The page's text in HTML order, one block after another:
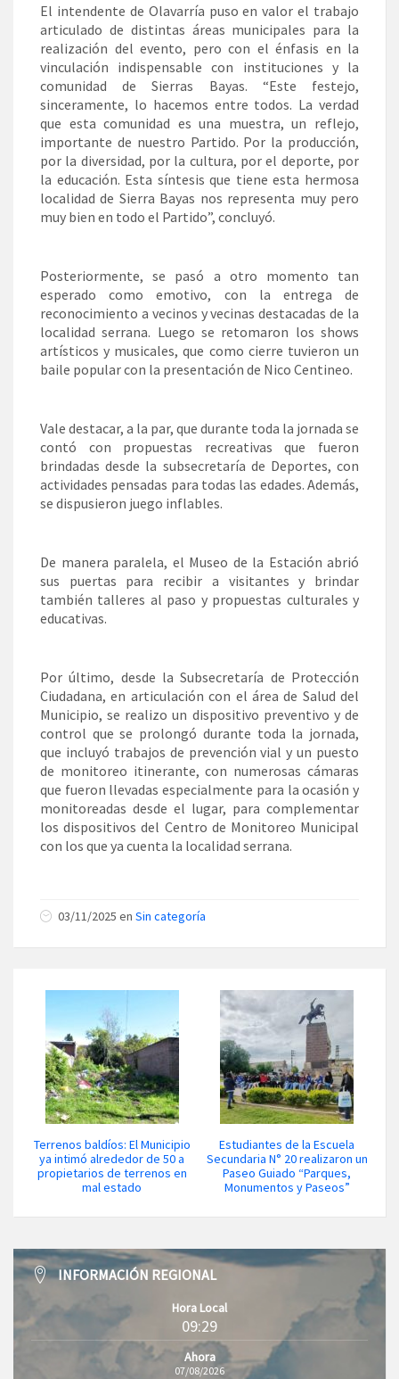
El intendente de Olavarría puso en valor el trabajo
articulado de distintas áreas municipales para la
realización del evento, pero con el énfasis en la
vinculación indispensable con instituciones y la
comunidad de Sierras Bayas. “Este festejo,
sinceramente, lo hacemos entre todos. La verdad
que esta comunidad es una muestra, un reflejo,
importante de nuestro Partido. Por la producción,
por la diversidad, por la cultura, por el deporte, por
la educación. Esta síntesis que tiene esta hermosa
localidad de Sierra Bayas nos representa muy pero
muy bien en todo el Partido”, concluyó.
Posteriormente, se pasó a otro momento tan
esperado como emotivo, con la entrega de
reconocimiento a vecinos y vecinas destacadas de la
localidad serrana. Luego se retomaron los shows
artísticos y musicales, que como cierre tuvieron un
baile popular con la presentación de Nico Centineo.
Vale destacar, a la par, que durante toda la jornada se
contó con propuestas recreativas que fueron
brindadas desde la subsecretaría de Deportes, con
actividades pensadas para todas las edades. Además,
se dispusieron juego inflables.
De manera paralela, el Museo de la Estación abrió
sus puertas para recibir a visitantes y brindar
también talleres al paso y propuestas culturales y
educativas.
Por último, desde la Subsecretaría de Protección
Ciudadana, en articulación con el área de Salud del
Municipio, se realizo un dispositivo preventivo y de
control que se prolongó durante toda la jornada,
que incluyó trabajos de prevención vial y un puesto
de monitoreo itinerante, con numerosas cámaras
que fueron llevadas especialmente para la ocasión y
monitoreadas desde el lugar, para complementar
los dispositivos del Centro de Monitoreo Municipal
con los que ya cuenta la localidad serrana.
03/11/2025 en Sin categoría
Terrenos baldíos: El Municipio
ya intimó alrededor de 50 a
propietarios de terrenos en
mal estado
Estudiantes de la Escuela
Secundaria N° 20 realizaron un
Paseo Guiado “Parques,
Monumentos y Paseos”
INFORMACIÓN REGIONAL
Hora Local
09:29
Ahora
07/08/2026